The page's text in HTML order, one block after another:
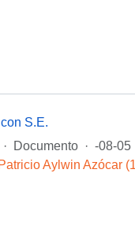
S.E.
· Documento · -08-05
Aylwin Azócar